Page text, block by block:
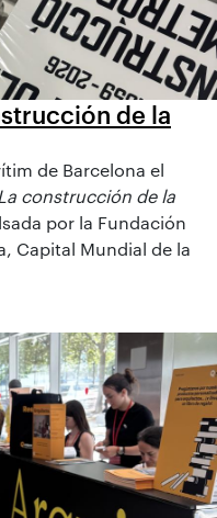
de la
de Barcelona el
La construcción de la
por la Fundación
Capital Mundial de la